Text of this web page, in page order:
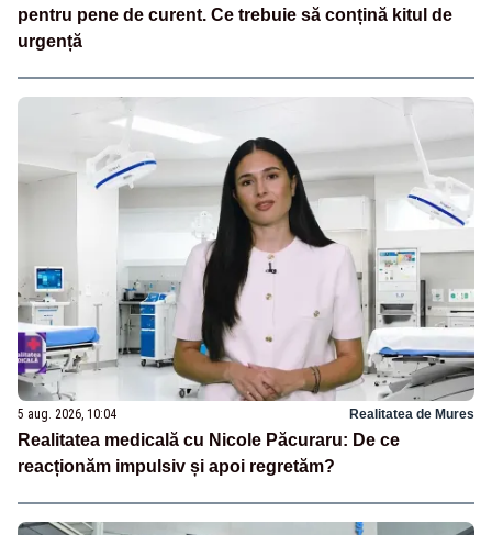
pentru pene de curent. Ce trebuie să conțină kitul de
urgență
5 aug. 2026, 10:04 Realitatea de Mures
Realitatea medicală cu Nicole Păcuraru: De ce
reacționăm impulsiv și apoi regretăm?